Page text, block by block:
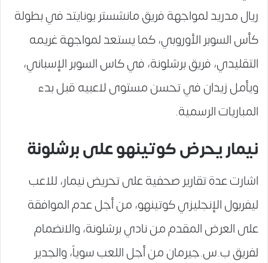
ريال مدريد لمواجهة فريق مانشستر يونايتد في بطولة
كأس السوبر الأوروبي، كما يستعد لمواجهة غريمه
التقليدي، فريق برشلونة، في كاس السوبر الإسباني،
ويأمل زيدان في تحسن مستوى لاعبيه قبل بدء
المباريات الرسمية.
نيمار يحرض كوتينهو على برشلونة
اشارت عدة تقارير صحفية على تحريض نيمار، للاعب
ليفربول الإنجليزي كوتينهو، من أجل عدم الموافقة
على العرض المقدم من نادي برشلونة، والانضمام
لفريق ب.س.جيرمان من أجل اللعب سوياً، والجدير